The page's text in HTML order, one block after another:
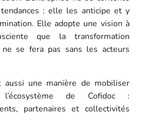
: elle les anticipe et y
Elle adopte une vision à
que la transformation
ne se fera pas sans les acteurs
aussi une manière de mobiliser
de Cofidoc :
partenaires et collectivités